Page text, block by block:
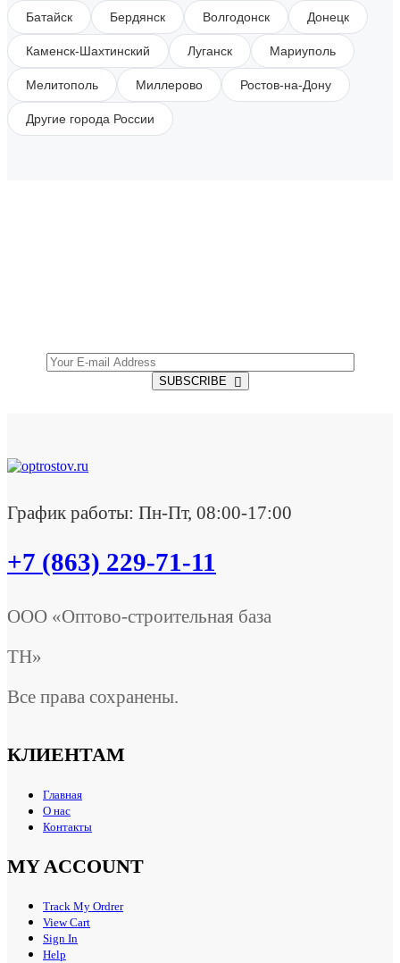
Батайск Бердянск Волгодонск Донецк
Каменск-Шахтинский Луганск Мариуполь
Мелитополь Миллерово Ростов-на-Дону
Другие города России
SUBSCRIBE
График работы: Пн-Пт, 08:00-17:00
+7 (863) 229-71-11
ООО «Оптово-строительная база
ТН»
Все права сохранены.
КЛИЕНТАМ
Главная
О нас
Контакты
MY ACCOUNT
Track My Ordrer
View Cart
Sign In
Help